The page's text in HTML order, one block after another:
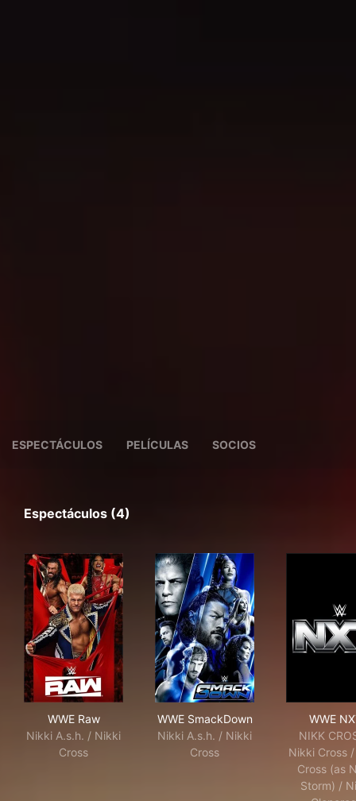
ESPECTÁCULOS PELÍCULAS SOCIOS
Espectáculos (4)
WWE Raw
Nikki A.s.h. / Nikki
Cross
WWE SmackDown
Nikki A.s.h. / Nikki
Cross
WWE
NIKK
Nikki Cross
Cross (as
Storm) /